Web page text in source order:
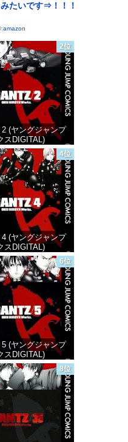
たいです⇒！！！
amazon
2位
(ヤングジャンプ
スDIGITAL)
価格：¥100
4位
(ヤングジャンプ
スDIGITAL)
価格：¥100
6位
(ヤングジャンプ
スDIGITAL)
価格：¥100
8位